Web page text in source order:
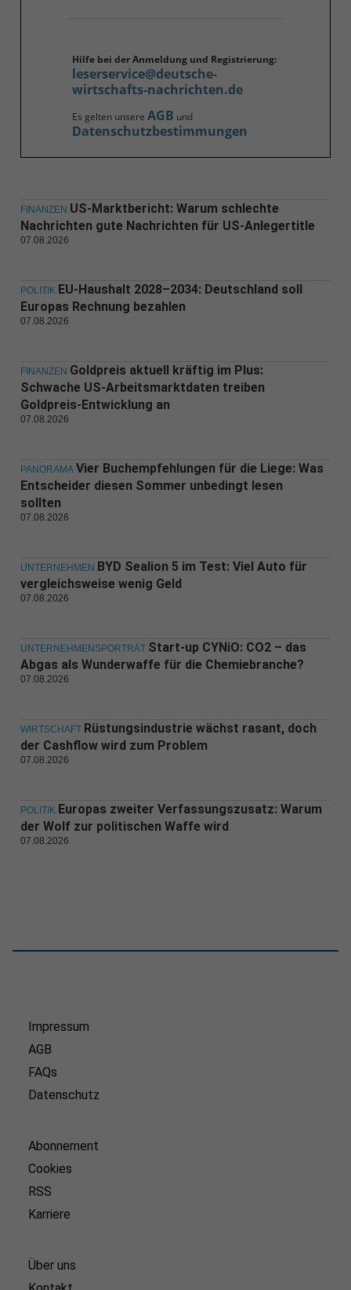
Hilfe bei der Anmeldung und Registrierung:
leserservice@deutsche-
wirtschafts-nachrichten.de
Es gelten unsere AGB und
Datenschutzbestimmungen
FINANZEN US-Marktbericht: Warum schlechte
Nachrichten gute Nachrichten für US-Anlegertitle
07.08.2026
POLITIK EU-Haushalt 2028–2034: Deutschland soll
Europas Rechnung bezahlen
07.08.2026
FINANZEN Goldpreis aktuell kräftig im Plus:
Schwache US-Arbeitsmarktdaten treiben
Goldpreis-Entwicklung an
07.08.2026
PANORAMA Vier Buchempfehlungen für die Liege: Was
Entscheider diesen Sommer unbedingt lesen
sollten
07.08.2026
UNTERNEHMEN BYD Sealion 5 im Test: Viel Auto für
vergleichsweise wenig Geld
07.08.2026
UNTERNEHMENSPORTRÄT Start-up CYNiO: CO2 – das
Abgas als Wunderwaffe für die Chemiebranche?
07.08.2026
WIRTSCHAFT Rüstungsindustrie wächst rasant, doch
der Cashflow wird zum Problem
07.08.2026
POLITIK Europas zweiter Verfassungszusatz: Warum
der Wolf zur politischen Waffe wird
07.08.2026
Impressum
AGB
FAQs
Datenschutz
Abonnement
Cookies
RSS
Karriere
Über uns